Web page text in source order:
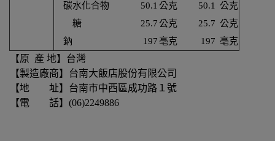
碳水化合物
50.1 公克 50.1 公克
糖
25.7 公克 25.7 公克
鈉
197 亳克 197 亳克
【原 產 地】台灣
【製造廠商】台南大飯店股份有限公司
【地 址】台南市中西區成功路１號
【電 話】(06)2249886